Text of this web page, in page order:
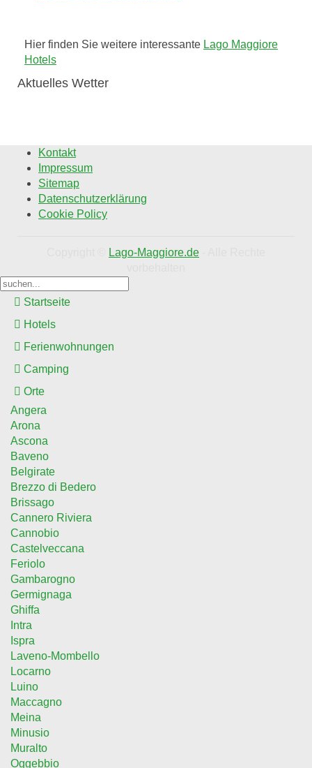
Hier finden Sie weitere interessante Lago Maggiore
Hotels
Aktuelles Wetter
Kontakt
Impressum
Sitemap
Datenschutzerklärung
Cookie Policy
Lago-Maggiore.de
Startseite
Hotels
Ferienwohnungen
Camping
Orte
Angera
Arona
Ascona
Baveno
Belgirate
Brezzo di Bedero
Brissago
Cannero Riviera
Cannobio
Castelveccana
Feriolo
Gambarogno
Germignaga
Ghiffa
Intra
Ispra
Laveno-Mombello
Locarno
Luino
Maccagno
Meina
Minusio
Muralto
Oggebbio